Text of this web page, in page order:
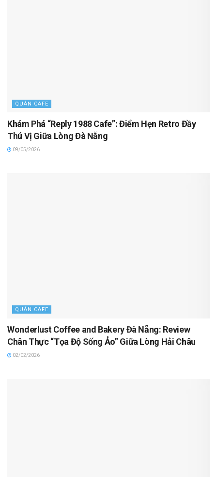
QUÁN CAFE
Khám Phá “Reply 1988 Cafe”: Điểm Hẹn Retro Đầy
Thú Vị Giữa Lòng Đà Nẵng
09/05/2026
QUÁN CAFE
Wonderlust Coffee and Bakery Đà Nẵng: Review
Chân Thực “Tọa Độ Sống Ảo” Giữa Lòng Hải Châu
02/02/2026